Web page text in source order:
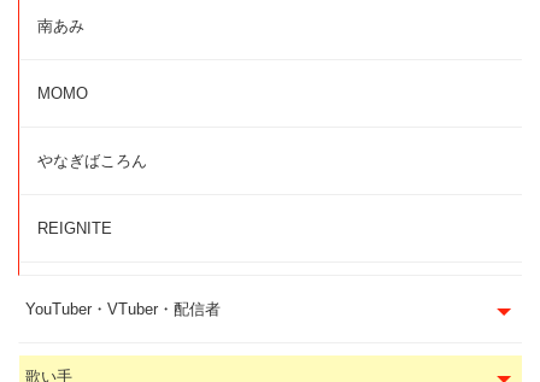
南あみ
MOMO
やなぎばころん
REIGNITE
YouTuber・VTuber・配信者
歌い手